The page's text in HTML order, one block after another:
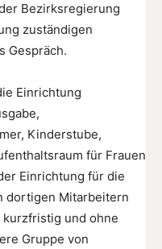
Bezirksregierung
zuständigen
Gespräch.
Einrichtung
Kinderstube,
für Frauen
Einrichtung für die
dortigen Mitarbeitern
und ohne
Gruppe von